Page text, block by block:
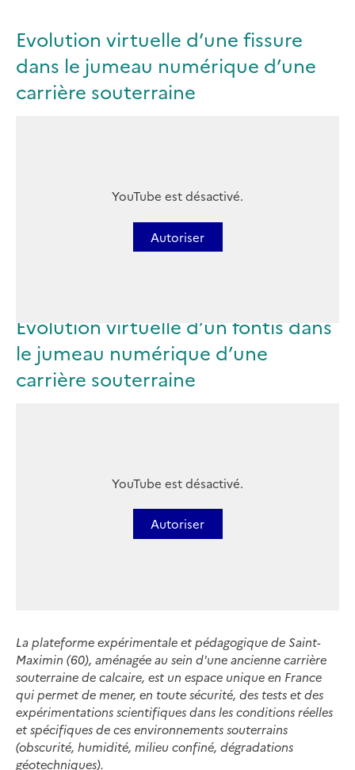
Evolution virtuelle d’une fissure
dans le jumeau numérique d’une
carrière souterraine
YouTube est désactivé.
Autoriser
Evolution virtuelle d’un fontis dans
le jumeau numérique d’une
carrière souterraine
YouTube est désactivé.
Autoriser
La plateforme expérimentale et pédagogique de Saint-
Maximin (60), aménagée au sein d'une ancienne carrière
souterraine de calcaire, est un espace unique en France
qui permet de mener, en toute sécurité, des tests et des
expérimentations scientifiques dans les conditions réelles
et spécifiques de ces environnements souterrains
(obscurité, humidité, milieu confiné, dégradations
géotechniques).